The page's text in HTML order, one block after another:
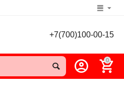
+7(700)100-00-15
0